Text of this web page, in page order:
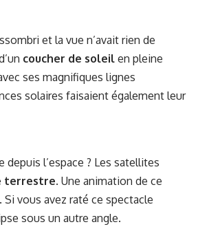
et la vue n’avait rien de
coucher de soleil en pleine
ses magnifiques lignes
solaires faisaient également leur
depuis l’espace ? Les satellites
terrestre. Une animation de ce
vous avez raté ce spectacle
sous un autre angle.